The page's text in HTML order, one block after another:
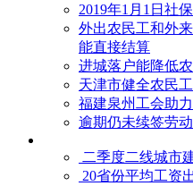
2019年1月1日社
外出农民工和外
能直接结算
进城落户能降低
天津市健全农民
福建泉州工会助
逾期仍未续签劳
二季度二线城市
20省份平均工资